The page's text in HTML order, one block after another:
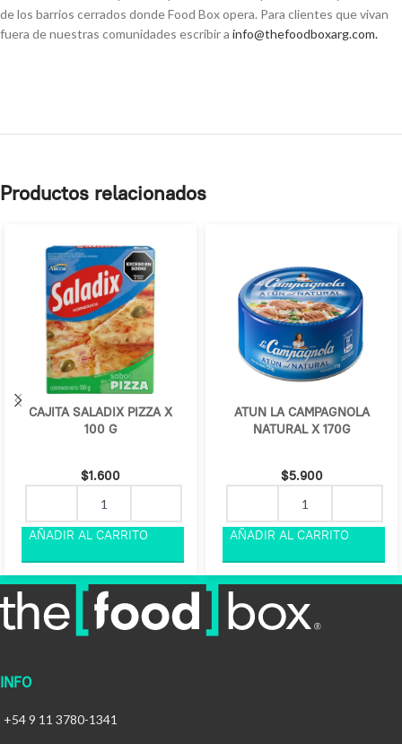
de los barrios cerrados donde Food Box opera. Para clientes que vivan
fuera de nuestras comunidades escribir a info@thefoodboxarg.com.
Productos relacionados
CAJITA SALADIX PIZZA X
100 G
$1.600
ATUN LA CAMPAGNOLA
NATURAL X 170G
$5.900
INFO
+54 9 11 3780-1341